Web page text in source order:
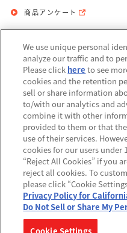
商品アンケート
お問い合わせ
利用規約
Do Not Sell
アレルギー情報
▼コピーラ
We use unique personal
analyze our traffic and to
Please click here to see
cookies and the retention
sell or share information
to/with our analytics and
combine it with other
provided to them or that
use of their services.
cookies for our users under
“Reject All Cookies” if you
reject all cookies. To
please click “Cookie
Privacy Policy for
Do Not Sell or Share My